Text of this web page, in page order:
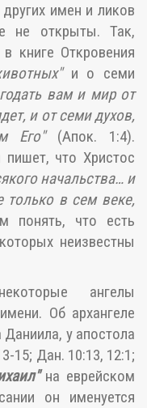
имен и ликов
не открыты. Так,
книге Откровения
и о семи
вам и мир от
и от семи духов,
Его"(Апок. 1:4).
пишет, что Христос
начальства… и
только в сем веке,
понять, что есть
неизвестны
ангелы
Об архангеле
у апостола
15; Дан. 10:13, 12:1;
на еврейском
он именуется